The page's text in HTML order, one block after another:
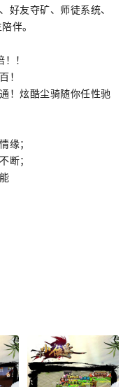
好友夺矿、师徒系统、
伴。
！
！
！炫酷尘骑随你任性驰
缘；
断；